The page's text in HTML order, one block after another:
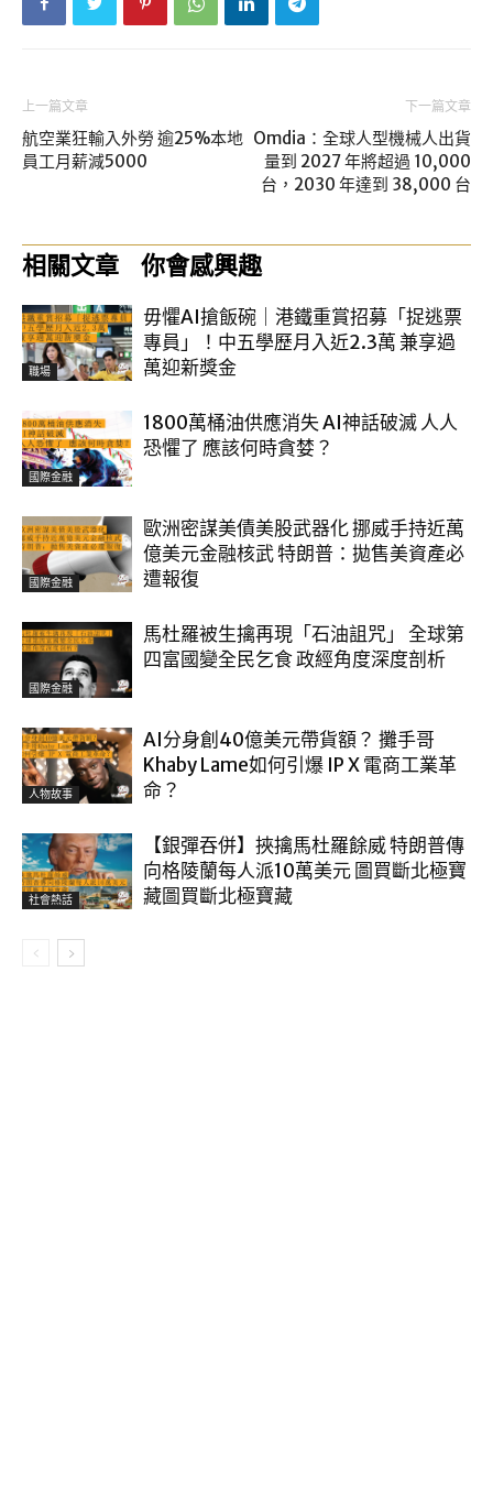
上一篇文章
航空業狂輸入外勞 逾25%本地
員工月薪減5000
下一篇文章
Omdia：全球人型機械人出貨
量到 2027 年將超過 10,000
台，2030 年達到 38,000 台
相關文章 你會感興趣
職場
毋懼AI搶飯碗｜港鐵重賞招募「捉逃票
專員」！中五學歷月入近2.3萬 兼享過
萬迎新獎金
國際金融
1800萬桶油供應消失 AI神話破滅 人人
恐懼了 應該何時貪婪？
國際金融
歐洲密謀美債美股武器化 挪威手持近萬
億美元金融核武 特朗普：拋售美資產必
遭報復
國際金融
馬杜羅被生擒再現「石油詛咒」 全球第
四富國變全民乞食 政經角度深度剖析
人物故事
AI分身創40億美元帶貨額？ 攤手哥
Khaby Lame如何引爆 IP X 電商工業革
命？
社會熱話
【銀彈吞併】挾擒馬杜羅餘威 特朗普傳
向格陵蘭每人派10萬美元 圖買斷北極寶
藏圖買斷北極寶藏